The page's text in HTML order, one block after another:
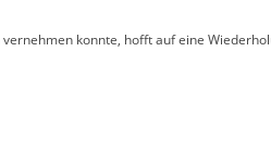
konnte, hofft auf eine